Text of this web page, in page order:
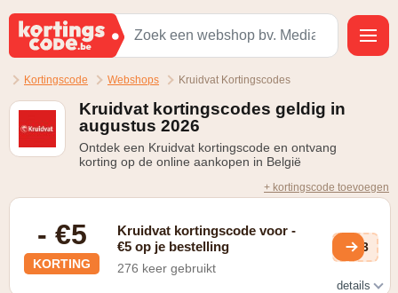
Kortingscode Webshops Kruidvat Kortingscodes
Kruidvat kortingscodes geldig in
augustus 2026
Ontdek een Kruidvat kortingscode en ontvang
korting op de online aankopen in België
+ kortingscode toevoegen
- €5
KORTING
Kruidvat kortingscode voor -
€5 op je bestelling
276 keer gebruikt
YS3
details